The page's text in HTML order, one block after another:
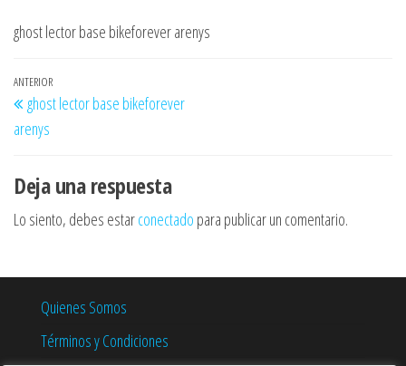
ghost lector base bikeforever arenys
Navegación
de
entradas
Entrada
anterior
ANTERIOR
ghost lector base bikeforever
arenys
Deja una respuesta
Lo siento, debes estarconectado para publicar un comentario.
Quienes Somos
Términos y Condiciones